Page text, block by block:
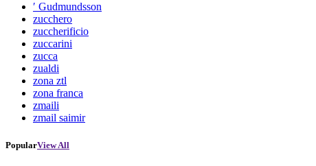
′ Gudmundsson
zucchero
zuccherificio
zuccarini
zucca
zualdi
zona ztl
zona franca
zmaili
zmail saimir
PopularView All